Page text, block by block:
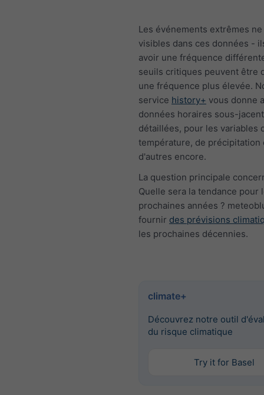
Les événements extrêmes
visibles dans ces données -
avoir une fréquence
seuils critiques peuvent être
une fréquence plus élevée.
service history+ vous donne
données horaires sous-
détaillées, pour les variables
température, de précipitation
d'autres encore.
La question principale
Quelle sera la tendance pour
prochaines années ?
fournir des prévisions
les prochaines décennies.
climate+
Découvrez notre outil
du risque climatique
Try it for Basel